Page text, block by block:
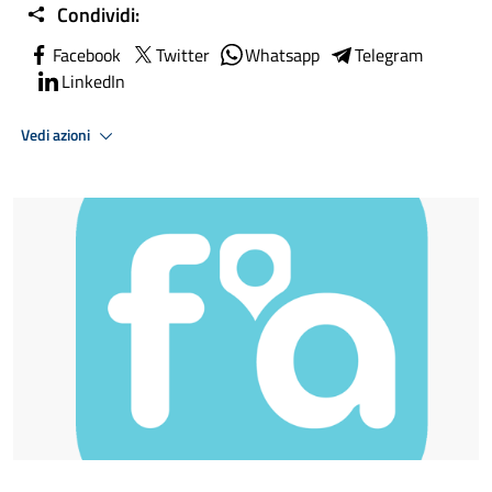
Condividi:
Facebook Twitter Whatsapp
Telegram
LinkedIn
Vedi azioni